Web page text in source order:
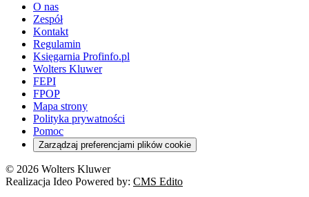
O nas
Zespół
Kontakt
Regulamin
Księgarnia Profinfo.pl
Wolters Kluwer
FEPI
FPOP
Mapa strony
Polityka prywatności
Pomoc
Zarządzaj preferencjami plików cookie
© 2026 Wolters Kluwer
Realizacja Ideo Powered by: CMS Edito